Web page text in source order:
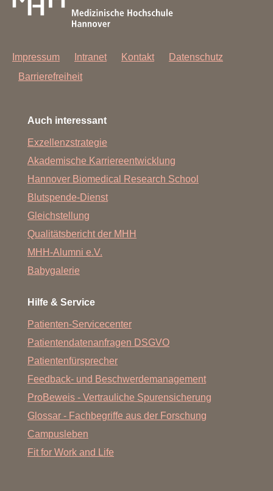
Impressum Intranet Kontakt
Datenschutz
Barrierefreiheit
Auch interessant
Exzellenzstrategie
Akademische Karriereentwicklung
Hannover Biomedical Research School
Blutspende-Dienst
Gleichstellung
Qualitätsbericht der MHH
MHH-Alumni e.V.
Babygalerie
Hilfe & Service
Patienten-Servicecenter
Patientendatenanfragen DSGVO
Patientenfürsprecher
Feedback- und Beschwerdemanagement
ProBeweis - Vertrauliche Spurensicherung
Glossar - Fachbegriffe aus der Forschung
Campusleben
Fit for Work and Life